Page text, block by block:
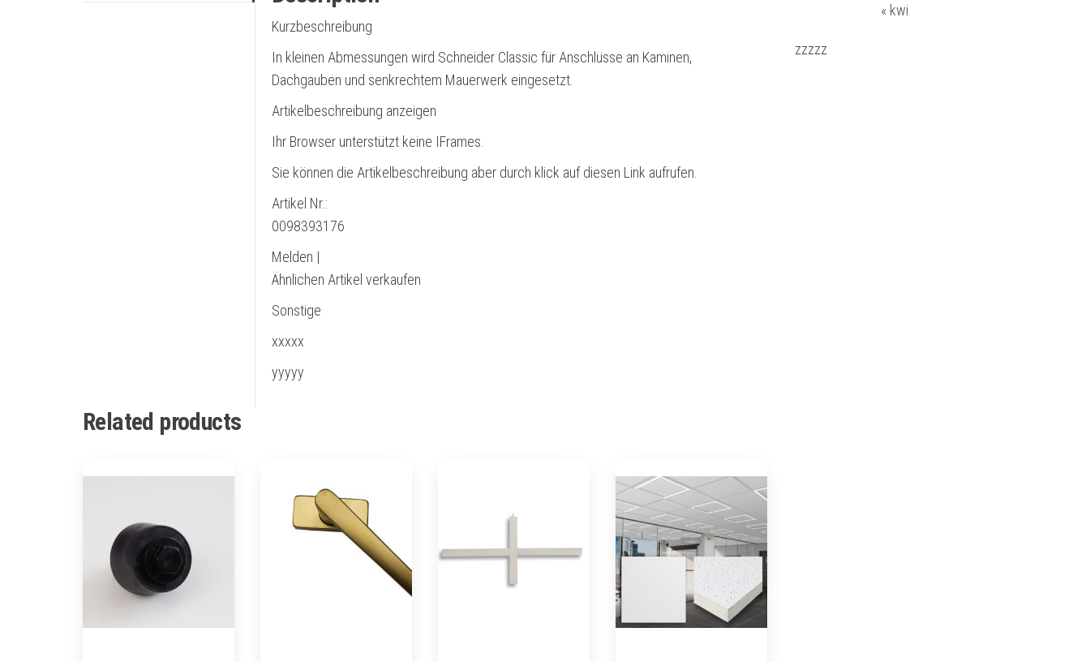
Kurzbeschreibung
In kleinen Abmessungen wird Schneider Classic für Anschlüsse an Kaminen,
Dachgauben und senkrechtem Mauerwerk eingesetzt.
Artikelbeschreibung anzeigen
Ihr Browser unterstützt keine IFrames.
Sie können die Artikelbeschreibung aber durch klick auf diesen Link aufrufen.
Artikel Nr.:
0098393176
Melden |
Ähnlichen Artikel verkaufen
Sonstige
xxxxx
yyyyy
Related products
« kwi
zzzzz